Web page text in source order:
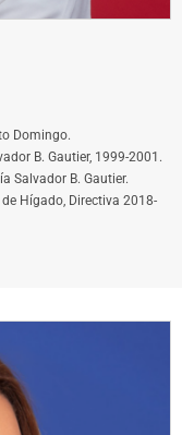
Domingo.
B. Gautier, 1999-2001.
Salvador B. Gautier.
Hígado, Directiva 2018-